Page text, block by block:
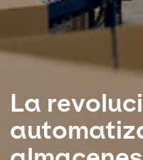
Seleccione su
Colombia
La